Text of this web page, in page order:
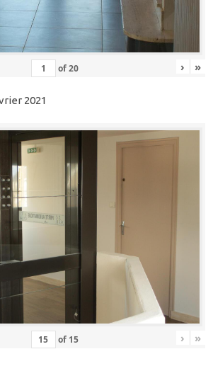
of20 › »
2021
of 15 › »